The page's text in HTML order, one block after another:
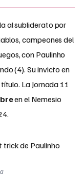
al subliderato por
campeones del
con Paulinho
(4). Su invicto en
La Jornada 11
en el Nemesio